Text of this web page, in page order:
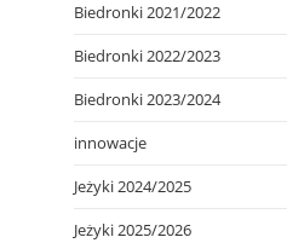
Biedronki 2021/2022
Biedronki 2022/2023
Biedronki 2023/2024
innowacje
Jeżyki 2024/2025
Jeżyki 2025/2026